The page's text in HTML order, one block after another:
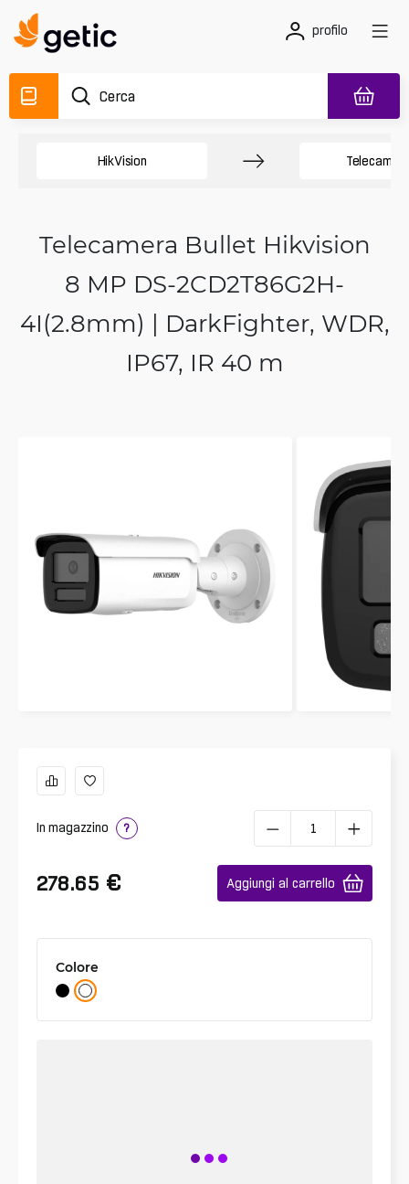
profilo
HikVision
Telecamera Bullet Hikvision
8 MP DS-2CD2T86G2H-
4I(2.8mm) | DarkFighter, WDR,
IP67, IR 40 m
In magazzino ?
278.65 € Aggiungi al carrello
Colore